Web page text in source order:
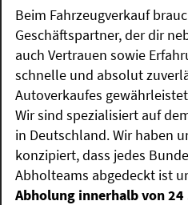
Beim Fahrzeugverkauf
Geschäftspartner, der dir
auch Vertrauen sowie
schnelle und absolut
Autoverkaufes
Wir sind spezialisiert auf
in Deutschland. Wir haben
konzipiert, dass jedes
Abholteams abgedeckt ist
Abholung innerhalb von 24